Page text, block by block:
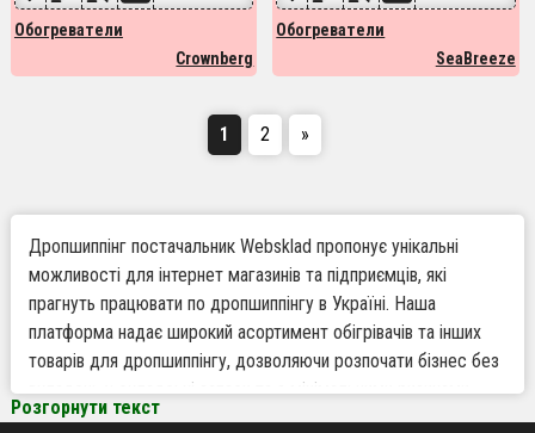
Обогреватели
Crownberg
Обогреватели
SeaBreeze
1 2 »
Дропшиппінг постачальник Websklad пропонує унікальні
можливості для інтернет магазинів та підприємців, які
прагнуть працювати по дропшиппінгу в Україні. Наша
платформа надає широкий асортимент обігрівачів та інших
товарів для дропшиппінгу, дозволяючи розпочати бізнес без
вкладень у складські запаси та з мінімальними ризиками.
Співпраця з постачальником Websklad – це зручний та
Розгорнути текст